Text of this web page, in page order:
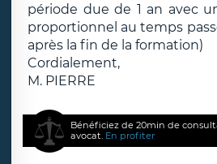
période due de 1 an avec
proportionnel au temps
après la fin de la formation)
Cordialement,
M. PIERRE
Bénéficiez de 20min de
avocat. En profiter